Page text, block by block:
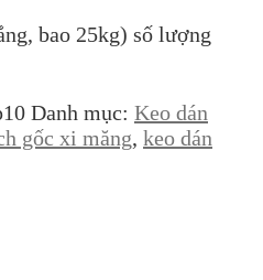
bao 25kg) số lượng
Danh mục: Keo dán
gốc xi măng, keo dán